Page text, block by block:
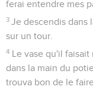
ferai entendre mes
3 Je descendis dans
sur un tour.
4 Le vase qu'il faisait
dans la main du
trouva bon de le